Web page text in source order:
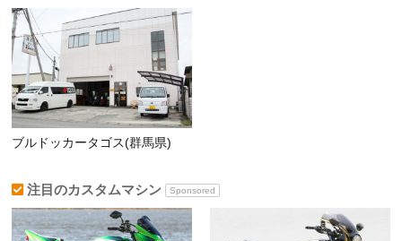
ブルドッカータゴス(群馬県)
注目のカスタムマシン Sponsored